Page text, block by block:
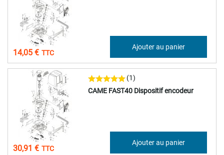
14,05 €
11,71 € Ajouter au panier
CAME FAST40 Dispositif encodeur
(1)
30,91 €
25,76 € Ajouter au panier